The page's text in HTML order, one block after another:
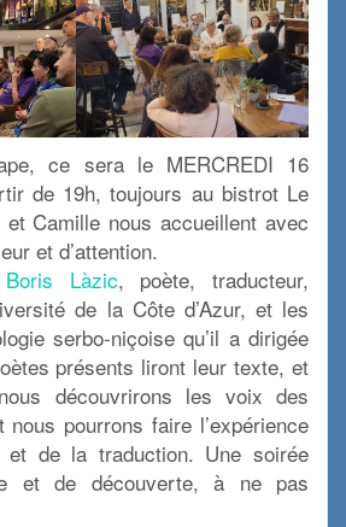
ce sera le MERCREDI 16
de 19h, toujours au bistrot Le
Camille nous accueillent avec
et d’attention.
Boris Làzic, poète, traducteur,
de la Côte d’Azur, et les
serbo-niçoise qu’il a dirigée
présents liront leur texte, et
découvrirons les voix des
pourrons faire l’expérience
et de la traduction. Une soirée
et de découverte, à ne pas